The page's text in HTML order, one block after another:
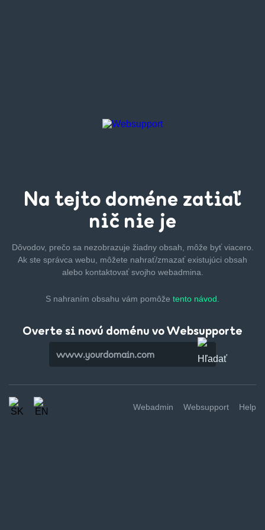
Na tejto doméne zatiaľ
nič nie je
Dôvodov, prečo sa nezobrazuje žiadny obsah, môže byťviacero.
Ak ste správca webu, môžete nahrať/zmazaťexistujúci obsah
alebo kontaktovať svojho webadmina.
S nahraním obsahu vám pomôže tento návod.
Overte si novú doménu vo Websupporte
Webadmin Websupport Help